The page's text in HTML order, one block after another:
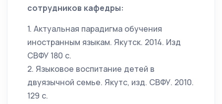
сотрудников кафедры:
1. Актуальная парадигма обучения
иностранным языкам. Якутск. 2014. Изд
СВФУ 180 с.
2. Языковое воспитание детей в
двуязычной семье. Якутс, изд. СВФУ. 2010.
129 с.